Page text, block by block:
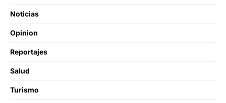
Noticias
Opinion
Reportajes
Salud
Turismo